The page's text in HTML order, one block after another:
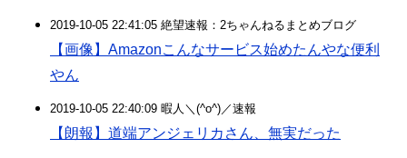
2019-10-05 22:41:05 絶望速報：2ちゃんねるまとめブログ
【画像】Amazonこんなサービス始めたんやな便利
やん
2019-10-05 22:40:09 暇人＼(^o^)／速報
【朗報】道端アンジェリカさん、無実だった